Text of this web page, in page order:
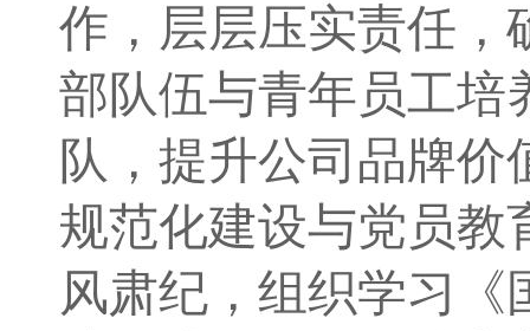
作，层层压实责任，
部队伍与青年员工培
队，提升公司品牌
规范化建设与党员教
风肃纪，组织学习